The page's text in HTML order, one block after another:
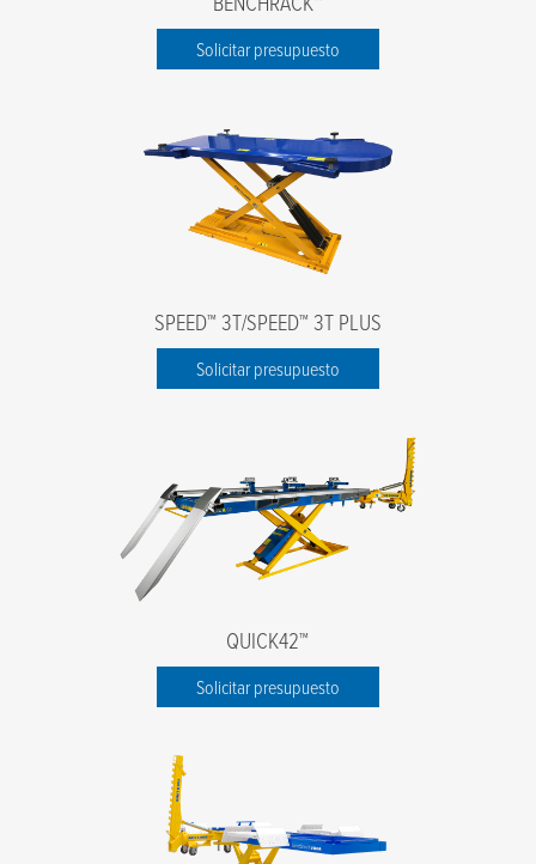
Solicitar presupuesto
SPEED™ 3T/SPEED™ 3T PLUS
Solicitar presupuesto
QUICK42™
Solicitar presupuesto